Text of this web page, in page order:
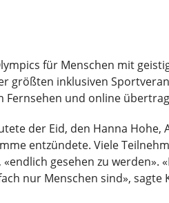
für Menschen mit
größten inklusiven
Fernsehen und online
der Eid, den Hanna
entzündete. Viele
gesehen zu werden».
nur Menschen sind»,